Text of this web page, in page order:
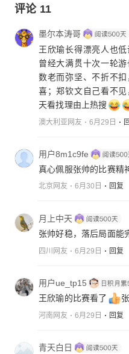
评论 11
墨尔本涛哥
王欣瑜长得漂亮人也
曾经大满贯十次一轮
数老而弥坚、不折不
喜；郑钦文自己看不
天看找理由上热搜
澳大利亚网友 6月29日
用户8m1c9fe
真心佩服张帅的比赛精
北京网友 6月30日 回复
月上中天
张帅好稳，落后局面能
四川网友 6月29日 回复
用户ue_tp15
王欣瑜的比赛看了
河南网友 6月29日 回复
青天白日